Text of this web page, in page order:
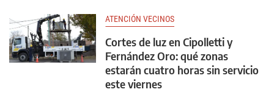
ATENCIÓN VECINOS
Cortes de luz en Cipolletti y
Fernández Oro: qué zonas
estarán cuatro horas sin servicio
este viernes